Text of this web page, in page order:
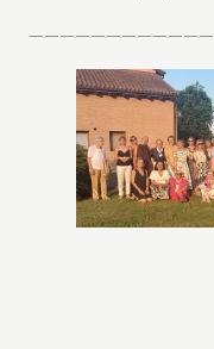
————————————